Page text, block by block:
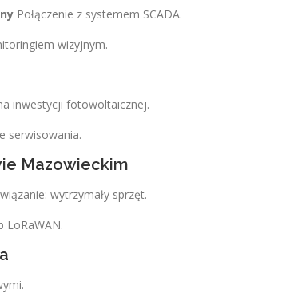
Połączenie z systemem SCADA.
wizyjnym.
inwestycji fotowoltaicznej.
serwisowania.
Mazowieckim
wytrzymały sprzęt.
LoRaWAN.